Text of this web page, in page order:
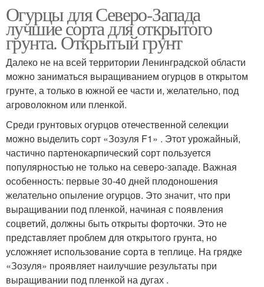
Огурцы для Северо-Запада
лучшие сорта для открытого
грунта. Открытый грунт
Далеко не на всей территории Ленинградской области
можно заниматься выращиванием огурцов в открытом
грунте, а только в южной ее части и, желательно, под
агроволокном или пленкой.
Среди грунтовых огурцов отечественной селекции
можно выделить сорт «Зозуля F1» . Этот урожайный,
частично партенокарпический сорт пользуется
популярностью не только на северо-западе. Важная
особенность: первые 30-40 дней плодоношения
желательно опыление огурцов. Это значит, что при
выращивании под пленкой, начиная с появления
соцветий, должны быть открыты форточки. Это не
представляет проблем для открытого грунта, но
усложняет использование сорта в теплице. На грядке
«Зозуля» проявляет наилучшие результаты при
выращивании под пленкой на дугах .